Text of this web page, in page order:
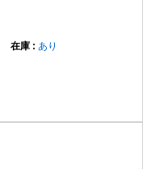
あり